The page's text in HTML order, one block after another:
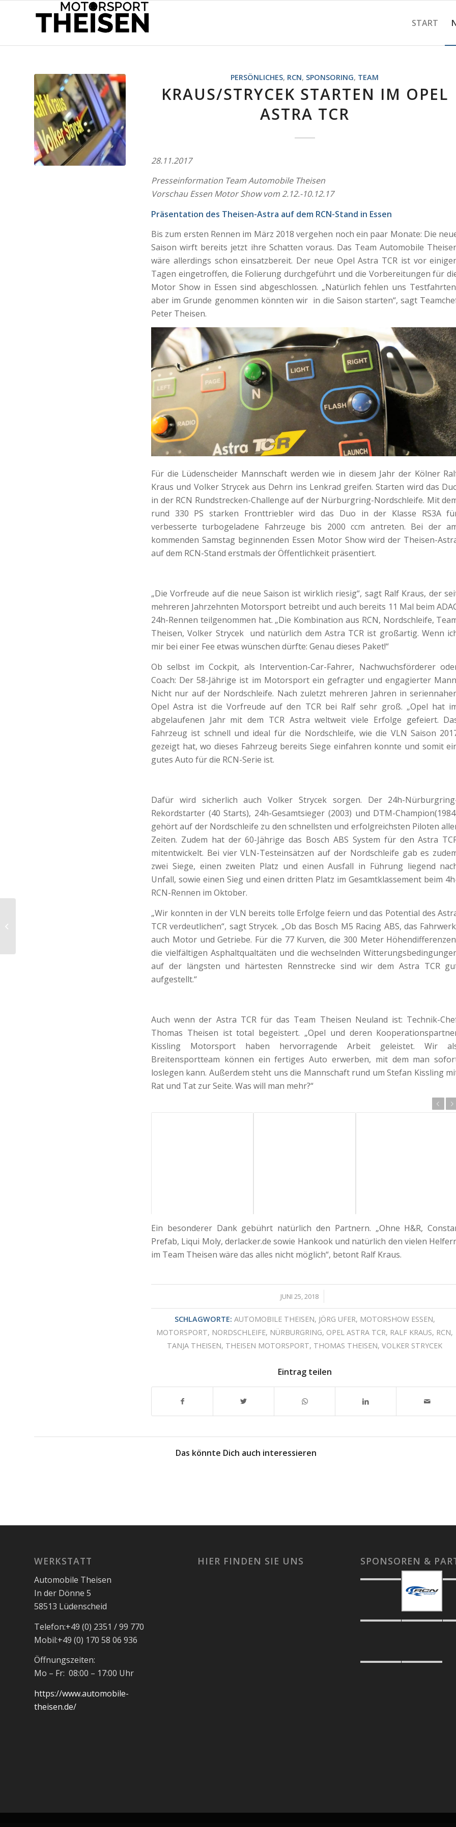
START
PERSÖNLICHES, RCN, SPONSORING, TEAM
KRAUS/STRYCEK STARTEN IM OPEL
ASTRA TCR
28.11.2017
Presseinformation Team Automobile Theisen
Vorschau Essen Motor Show vom 2.12.-10.12.17
Präsentation des Theisen-Astra auf dem RCN-Stand in Essen
Bis zum ersten Rennen im März 2018 vergehen noch ein paar Monate: Die
Saison wirft bereits jetzt ihre Schatten voraus. Das Team Automobile
wäre allerdings schon einsatzbereit. Der neue Opel Astra TCR ist vor
Tagen eingetroffen, die Folierung durchgeführt und die Vorbereitungen für
Motor Show in Essen sind abgeschlossen. „Natürlich fehlen uns
aber im Grunde genommen könnten wir in die Saison starten“, sagt
Peter Theisen.
Für die Lüdenscheider Mannschaft werden wie in diesem Jahr der Kölner
Kraus und Volker Strycek aus Dehrn ins Lenkrad greifen. Starten wird das
in der RCN Rundstrecken-Challenge auf der Nürburgring-Nordschleife. Mit
rund 330 PS starken Fronttriebler wird das Duo in der Klasse RS3A
verbesserte turbogeladene Fahrzeuge bis 2000 ccm antreten. Bei der
kommenden Samstag beginnenden Essen Motor Show wird der Theisen-
auf dem RCN-Stand erstmals der Öffentlichkeit präsentiert.
„Die Vorfreude auf die neue Saison ist wirklich riesig“, sagt Ralf Kraus, der
mehreren Jahrzehnten Motorsport betreibt und auch bereits 11 Mal beim
24h-Rennen teilgenommen hat. „Die Kombination aus RCN, Nordschleife,
Theisen, Volker Strycek und natürlich dem Astra TCR ist großartig. Wenn
mir bei einer Fee etwas wünschen dürfte: Genau dieses Paket!“
Ob selbst im Cockpit, als Intervention-Car-Fahrer, Nachwuchsförderer
Coach: Der 58-Jährige ist im Motorsport ein gefragter und engagierter
Nicht nur auf der Nordschleife. Nach zuletzt mehreren Jahren in
Opel Astra ist die Vorfreude auf den TCR bei Ralf sehr groß. „Opel hat
abgelaufenen Jahr mit dem TCR Astra weltweit viele Erfolge gefeiert.
Fahrzeug ist schnell und ideal für die Nordschleife, wie die VLN Saison
gezeigt hat, wo dieses Fahrzeug bereits Siege einfahren konnte und somit
gutes Auto für die RCN-Serie ist.
Dafür wird sicherlich auch Volker Strycek sorgen. Der 24h-
Rekordstarter (40 Starts), 24h-Gesamtsieger (2003) und DTM-
gehört auf der Nordschleife zu den schnellsten und erfolgreichsten Piloten
Zeiten. Zudem hat der 60-Jährige das Bosch ABS System für den Astra
mitentwickelt. Bei vier VLN-Testeinsätzen auf der Nordschleife gab es
zwei Siege, einen zweiten Platz und einen Ausfall in Führung liegend
Unfall, sowie einen Sieg und einen dritten Platz im Gesamtklassement beim
RCN-Rennen im Oktober.
„Wir konnten in der VLN bereits tolle Erfolge feiern und das Potential des
TCR verdeutlichen“, sagt Strycek. „Ob das Bosch M5 Racing ABS, das
auch Motor und Getriebe. Für die 77 Kurven, die 300 Meter
die vielfältigen Asphaltqualtäten und die wechselnden
auf der längsten und härtesten Rennstrecke sind wir dem Astra TCR
aufgestellt.“
Auch wenn der Astra TCR für das Team Theisen Neuland ist: Technik-
Thomas Theisen ist total begeistert. „Opel und deren
Kissling Motorsport haben hervorragende Arbeit geleistet. Wir
Breitensportteam können ein fertiges Auto erwerben, mit dem man
loslegen kann. Außerdem steht uns die Mannschaft rund um Stefan Kissling
Rat und Tat zur Seite. Was will man mehr?“
Ein besonderer Dank gebührt natürlich den Partnern. „Ohne H&R,
Prefab, Liqui Moly, derlacker.de sowie Hankook und natürlich den vielen
im Team Theisen wäre das alles nicht möglich“, betont Ralf Kraus.
JUNI 25, 2018
/
SCHLAGWORTE: AUTOMOBILE THEISEN, JÖRG UFER, MOTORSHOW ESSEN,
MOTORSPORT, NORDSCHLEIFE, NÜRBURGRING, OPEL ASTRA TCR, RALF KRAUS, RCN,
TANJA THEISEN, THEISEN MOTORSPORT, THOMAS THEISEN,VOLKER STRYCEK
Eintrag teilen
Das könnte Dich auch interessieren
WERKSTATT
Automobile Theisen
In der Dönne 5
58513 Lüdenscheid
Telefon:+49 (0) 2351 / 99 770
Mobil:+49 (0) 170 58 06 936
Öffnungszeiten:
Mo – Fr: 08:00 – 17:00 Uhr
https://www.automobile-
theisen.de/
HIER FINDEN SIE UNS SPONSOREN &